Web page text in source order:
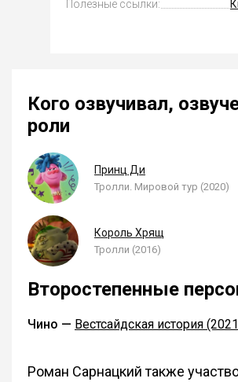
Полезные ссылки:
Кого озвучивал,
роли
Принц Ди
Тролли. Мировой тур (2020)
Король Хрящ
Тролли (2016)
Второстепенные
Чино — Вестсайдская история
Роман Сарнацкий также